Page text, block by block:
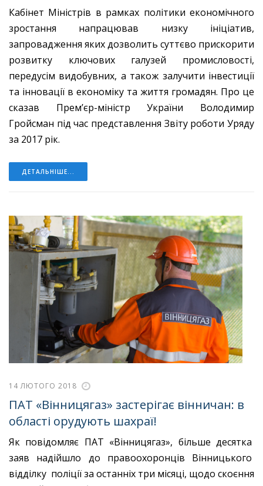
Кабінет Міністрів в рамках політики економічного
зростання напрацював низку ініціатив,
запровадження яких дозволить суттєво прискорити
розвитку ключових галузей промисловості,
передусім видобувних, а також залучити інвестиції
та інновації в економіку та життя громадян. Про це
сказав Прем’єр-міністр України Володимир
Гройсман під час представлення Звіту роботи Уряду
за 2017 рік.
ДЕТАЛЬНІШЕ...
14 ЛЮТОГО 2018
ПАТ «Вінницягаз» застерігає вінничан: в
області орудують шахраї!
Як повідомляє ПАТ «Вінницягаз», більше десятка
заяв надійшло до правоохоронців Вінницького
відділку поліції за останніх три місяці, щодо скоєння